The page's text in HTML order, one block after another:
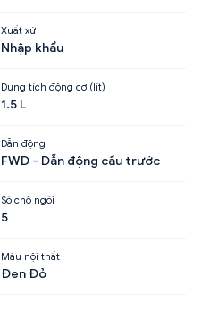
Xuất xứ
Nhập khẩu
Dung tích động cơ (lít)
1.5 L
Dẫn động
FWD - Dẫn động cầu trước
Số chỗ ngồi
5
Màu nội thất
Đen Đỏ